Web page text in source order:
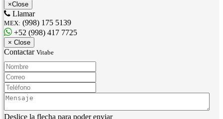
×Close
Llamar
MEX: (998) 175 5139
+52 (998) 417 7725
× Close
Contactar Vitabe
Nombre:
Correo:
Teléfono:
Mensaje:
Deslice la flecha para poder enviar